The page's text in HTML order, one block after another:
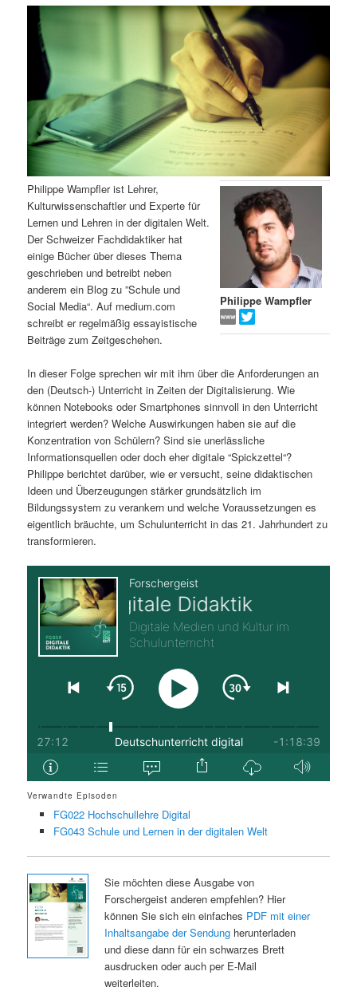
ä
e
n
n
h
a
l
t
s
p
r
i
n
g
e
n
n
ä
r
n
I
n
h
a
l
t
s
p
r
i
n
g
e
n
t
i
o
Philippe Wampfler
Philippe Wampfler ist Lehrer,
Kulturwissenschaftler und Experte für
Lernen und Lehren in der digitalen Welt.
Der Schweizer Fachdidaktiker hat
einige Bücher über dieses Thema
geschrieben und betreibt neben
anderem ein Blog zu ”Schule und
Social Media“. Auf medium.com
schreibt er regelmäßig essayistische
Beiträge zum Zeitgeschehen.
In dieser Folge sprechen wir mit ihm über die Anforderungen an
den (Deutsch-) Unterricht in Zeiten der Digitalisierung. Wie
können Notebooks oder Smartphones sinnvoll in den Unterricht
integriert werden? Welche Auswirkungen haben sie auf die
Konzentration von Schülern? Sind sie unerlässliche
Informationsquellen oder doch eher digitale “Spickzettel“?
Philippe berichtet darüber, wie er versucht, seine didaktischen
Ideen und Überzeugungen stärker grundsätzlich im
Bildungssystem zu verankern und welche Voraussetzungen es
eigentlich bräuchte, um Schulunterricht in das 21. Jahrhundert zu
transformieren.
Verwandte Episoden
FG022 Hochschullehre Digital
FG043 Schule und Lernen in der digitalen Welt
Sie möchten diese Ausgabe von
Forschergeist anderen empfehlen? Hier
können Sie sich ein einfaches PDF mit einer
Inhaltsangabe der Sendungherunterladen
und diese dann für ein schwarzes Brett
ausdrucken oder auch per E-Mail
weiterleiten.